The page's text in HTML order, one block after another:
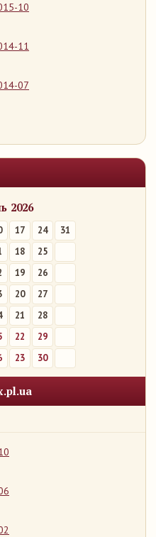
10
11
07
2026
17 24
31
18
25
19
26
20
27
21
28
22
29
23 30